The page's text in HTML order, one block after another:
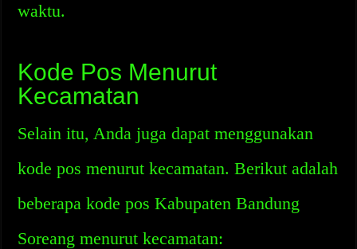
waktu.
Kode Pos Menurut
Kecamatan
Selain itu, Anda juga dapat menggunakan
kode pos menurut kecamatan. Berikut adalah
beberapa kode pos Kabupaten Bandung
Soreang menurut kecamatan: